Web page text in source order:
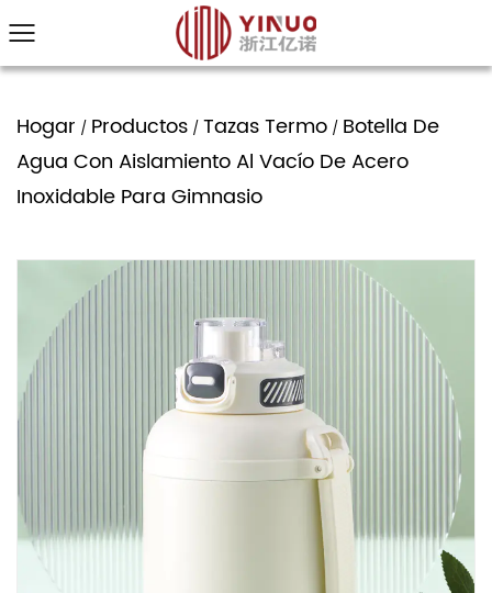
Hogar / Productos / Tazas Termo / Botella De
Agua Con Aislamiento Al Vacío De Acero
Inoxidable Para Gimnasio